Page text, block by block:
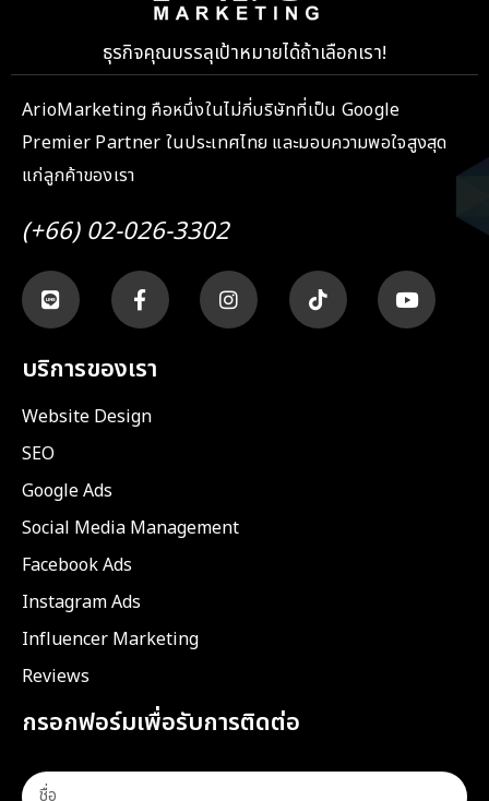
ธุรกิจคุณบรรลุเป้าหมายได้ถ้าเลือกเรา!
ArioMarketing คือหนึ่งในไม่กี่บริษัทที่เป็น Google
Premier Partner ในประเทศไทย และมอบความพอใจสูงสุด
แก่ลูกค้าของเรา
(+66) 02-026-3302
บริการของเรา
Website Design
SEO
Google Ads
Social Media Management
Facebook Ads
Instagram Ads
Influencer Marketing
Reviews
กรอกฟอร์มเพื่อรับการติดต่อ